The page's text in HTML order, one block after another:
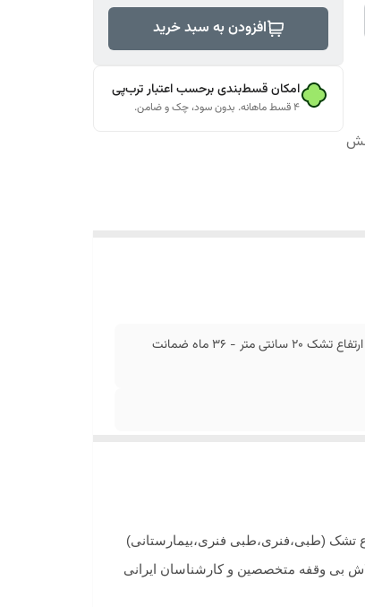
افزودن به سبد خرید
امکان قسط‌بندی برحسب اعتبار ترب‌پی
۴ قسط ماهانه. بدون سود، چک و ضامن.
تشک رویال آرامش مدل پرنس (Prince) - سیستم:فنر متصل-Bonell Spring - ارتفاع تشک 20 سانتی متر - 36 ماه ضمانت
در سال 1375 فعالیت خود را در ضمینه تولید انواع تشک (طبی،فنری،طبی فنری،بیمارستانی)
بی وقفه متخصصین و کارشناسان ایرانی